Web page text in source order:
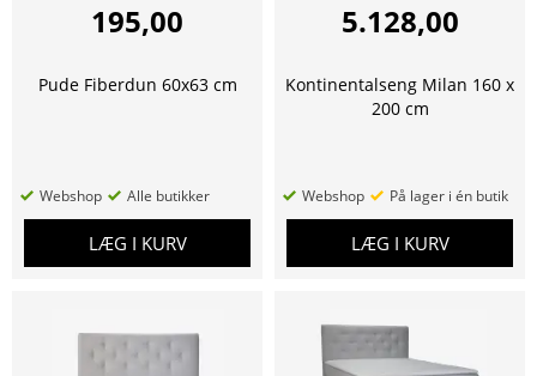
195,00
Pude Fiberdun 60x63 cm
Webshop Alle butikker
LÆG I KURV
5.128,00
Kontinentalseng Milan 160 x
200 cm
Webshop På lager i én butik
LÆG I KURV